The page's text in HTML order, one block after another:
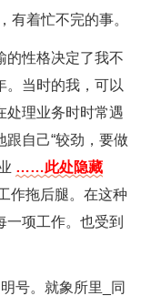
有着忙不完的事。
的性格决定了我不
。当时的我，可以
处理业务时时常遇
自己“较劲，要做
……此处隐藏
作拖后腿。在这种
项工作。也受到
号。就象所里_同